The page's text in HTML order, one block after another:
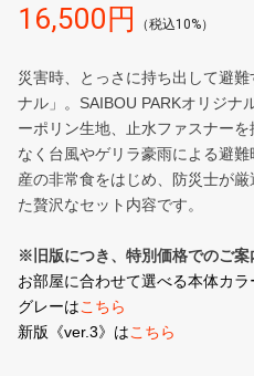
16,500円 （税込10%）
災害時、とっさに持ち出して避
ナル」。SAIBOU PARKオリジナ
ーポリン生地、止水ファスナー
なく台風やゲリラ豪雨による避
産の非常食をはじめ、防災士が
た贅沢なセット内容です。
※旧版につき、特別価格でのご案
お部屋に合わせて選べる本体カラ
グレーはこちら
新版《ver.3》はこちら